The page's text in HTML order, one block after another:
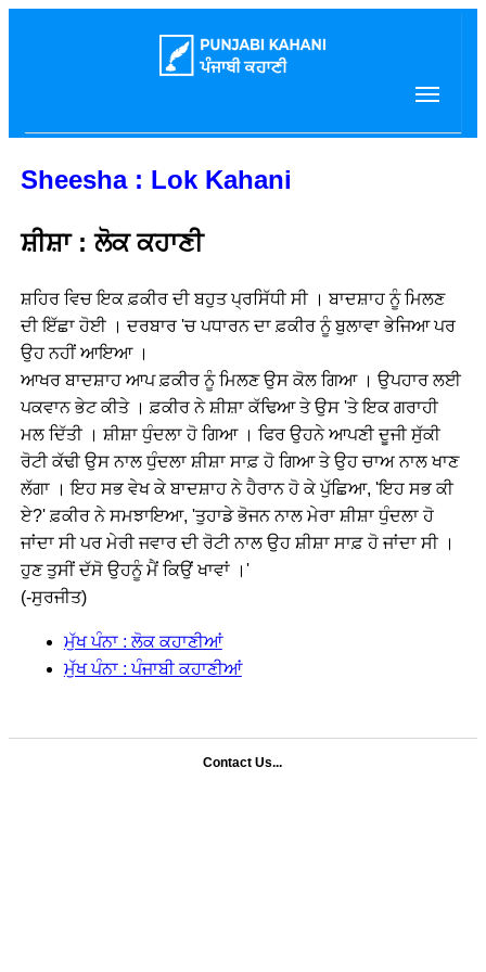
Sheesha : Lok Kahani
ਸ਼ੀਸ਼ਾ : ਲੋਕ ਕਹਾਣੀ
ਸ਼ਹਿਰ ਵਿਚ ਇਕ ਫ਼ਕੀਰ ਦੀ ਬਹੁਤ ਪ੍ਰਸਿੱਧੀ ਸੀ । ਬਾਦਸ਼ਾਹ ਨੂੰ ਮਿਲਣ
ਦੀ ਇੱਛਾ ਹੋਈ । ਦਰਬਾਰ 'ਚ ਪਧਾਰਨ ਦਾ ਫ਼ਕੀਰ ਨੂੰ ਬੁਲਾਵਾ ਭੇਜਿਆ ਪਰ
ਉਹ ਨਹੀਂ ਆਇਆ ।
ਆਖਰ ਬਾਦਸ਼ਾਹ ਆਪ ਫ਼ਕੀਰ ਨੂੰ ਮਿਲਣ ਉਸ ਕੋਲ ਗਿਆ । ਉਪਹਾਰ ਲਈ
ਪਕਵਾਨ ਭੇਟ ਕੀਤੇ । ਫ਼ਕੀਰ ਨੇ ਸ਼ੀਸ਼ਾ ਕੱਢਿਆ ਤੇ ਉਸ 'ਤੇ ਇਕ ਗਰਾਹੀ
ਮਲ ਦਿੱਤੀ । ਸ਼ੀਸ਼ਾ ਧੁੰਦਲਾ ਹੋ ਗਿਆ । ਫਿਰ ਉਹਨੇ ਆਪਣੀ ਦੂਜੀ ਸੁੱਕੀ
ਰੋਟੀ ਕੱਢੀ ਉਸ ਨਾਲ ਧੁੰਦਲਾ ਸ਼ੀਸ਼ਾ ਸਾਫ਼ ਹੋ ਗਿਆ ਤੇ ਉਹ ਚਾਅ ਨਾਲ ਖਾਣ
ਲੱਗਾ । ਇਹ ਸਭ ਵੇਖ ਕੇ ਬਾਦਸ਼ਾਹ ਨੇ ਹੈਰਾਨ ਹੋ ਕੇ ਪੁੱਛਿਆ, 'ਇਹ ਸਭ ਕੀ
ਏ?' ਫ਼ਕੀਰ ਨੇ ਸਮਝਾਇਆ, 'ਤੁਹਾਡੇ ਭੋਜਨ ਨਾਲ ਮੇਰਾ ਸ਼ੀਸ਼ਾ ਧੁੰਦਲਾ ਹੋ
ਜਾਂਦਾ ਸੀ ਪਰ ਮੇਰੀ ਜਵਾਰ ਦੀ ਰੋਟੀ ਨਾਲ ਉਹ ਸ਼ੀਸ਼ਾ ਸਾਫ਼ ਹੋ ਜਾਂਦਾ ਸੀ ।
ਹੁਣ ਤੁਸੀਂ ਦੱਸੋ ਉਹਨੂੰ ਮੈਂ ਕਿਉਂ ਖਾਵਾਂ ।'
(-ਸੁਰਜੀਤ)
ਮੁੱਖ ਪੰਨਾ : ਲੋਕ ਕਹਾਣੀਆਂ
ਮੁੱਖ ਪੰਨਾ : ਪੰਜਾਬੀ ਕਹਾਣੀਆਂ
Contact Us...